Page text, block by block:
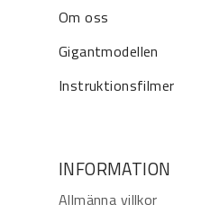
Om oss
Gigantmodellen
Instruktionsfilmer
INFORMATION
Allmänna villkor